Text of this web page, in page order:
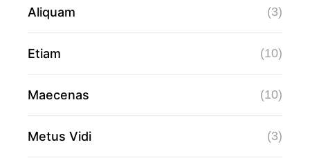
Aliquam (3)
Etiam (10)
Maecenas (10)
Metus Vidi (3)